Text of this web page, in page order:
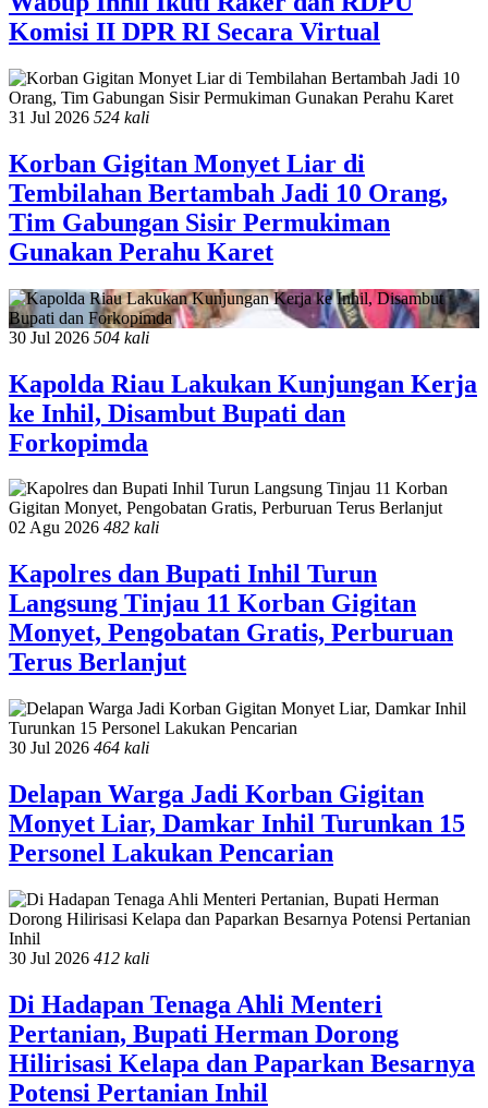
Komisi II DPR RI Secara Virtual
31 Jul 2026 524 kali
Korban Gigitan Monyet Liar di
Tembilahan Bertambah Jadi 10 Orang,
Tim Gabungan Sisir Permukiman
Gunakan Perahu Karet
30 Jul 2026 504 kali
Kapolda Riau Lakukan Kunjungan Kerja
ke Inhil, Disambut Bupati dan
Forkopimda
02 Agu 2026 482 kali
Kapolres dan Bupati Inhil Turun
Langsung Tinjau 11 Korban Gigitan
Monyet, Pengobatan Gratis, Perburuan
Terus Berlanjut
30 Jul 2026 464 kali
Delapan Warga Jadi Korban Gigitan
Monyet Liar, Damkar Inhil Turunkan 15
Personel Lakukan Pencarian
30 Jul 2026 412 kali
Di Hadapan Tenaga Ahli Menteri
Pertanian, Bupati Herman Dorong
Hilirisasi Kelapa dan Paparkan Besarnya
Potensi Pertanian Inhil